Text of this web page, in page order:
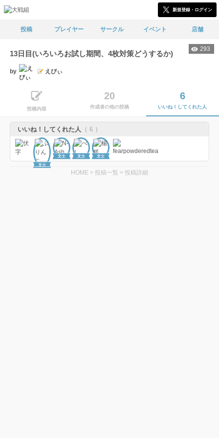
新規登録・ログイン
投稿 プレイヤー サークル イベント 店舗
293
13日目(いろいろお試し期間、4枚対策どうするか)
by えびぃ
投稿内容
20
作成者の他の投稿
6
いいね！してくれた人
いいね！してくれた人 （ 6 ）
文士
文士 文士 文士
HOME > 投稿一覧 > 投稿詳細